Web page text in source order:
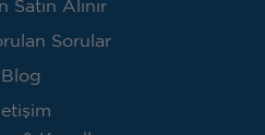
Satın Alınır
Sorular
Blog
İletişim